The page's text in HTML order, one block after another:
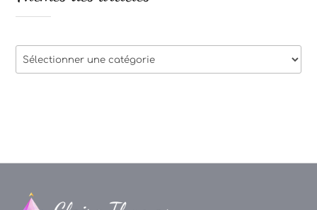
Thèmes
des